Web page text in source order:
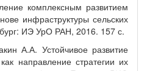
комплексным развитием
инфраструктуры сельских
ИЭ УрО РАН, 2016. 157 с.
А.А. Устойчивое развитие
направление стратегии их